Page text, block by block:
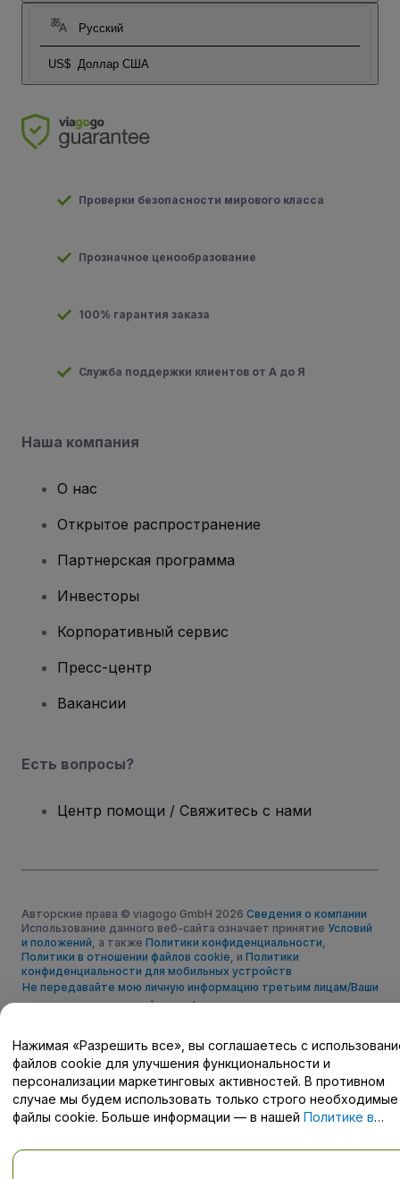
Русский
US$ Доллар США
Проверки безопасности мирового класса
Прозначное ценообразование
100% гарантия заказа
Служба поддержки клиентов от А до Я
Наша компания
О нас
Открытое распространение
Партнерская программа
Инвесторы
Корпоративный сервис
Пресс-центр
Вакансии
Есть вопросы?
Центр помощи / Свяжитесь с нами
Авторские права © viagogo GmbH 2026 Сведения о компании
Использование данного веб-сайта означает принятие Условий
и положений, а также Политики конфиденциальности,
Политики в отношении файлов cookie, и Политики
конфиденциальности для мобильных устройств
Не передавайте мою личную информацию третьим лицам/Ваши
настройки конфиденциальности
Нажимая «Разрешить все», вы соглашаетесь с
файлов cookie для улучшения функциональности и
персонализации маркетинговых активностей. В противном
случае мы будем использовать только строго необходимые
файлы cookie. Больше информации — в нашей Политике в